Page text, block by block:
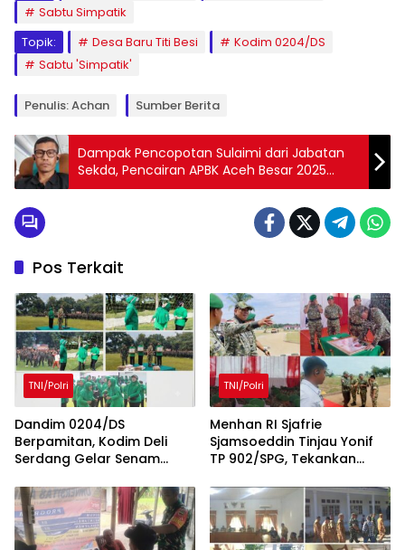
Sabtu Simpatik
Topik:
Desa Baru Titi Besi
Kodim 0204/DS
Sabtu 'Simpatik'
Penulis: Achan Sumber Berita
Dampak Pencopotan Sulaimi dari Jabatan
Sekda, Pencairan APBK Aceh Besar 2025
Dinilai Alami Hambatan
Pos Terkait
TNI/Polri
Dandim 0204/DS
Berpamitan, Kodim Deli
Serdang Gelar Senam
Penuh Kebersamaan
TNI/Polri
Menhan RI Sjafrie
Sjamsoeddin Tinjau Yonif
TP 902/SPG, Tekankan
Pangkalan dan
Pengabdian Prajurit
kepada Rakyat